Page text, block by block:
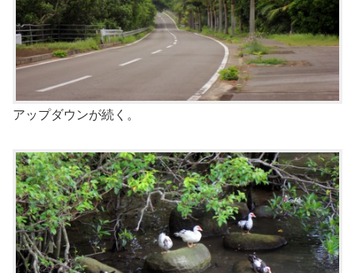
アップダウンが続く。